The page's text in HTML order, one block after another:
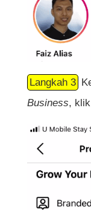
Langkah 3
Business,